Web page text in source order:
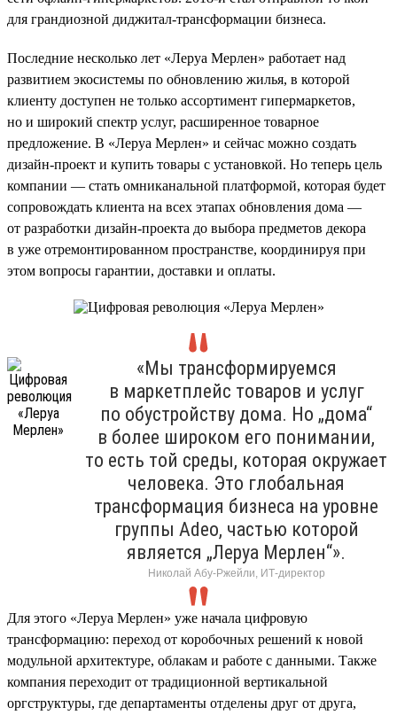
для грандиозной диджитал-трансформации бизнеса.
Последние несколько лет «Леруа Мерлен» работает над
развитием экосистемы по обновлению жилья, в которой
клиенту доступен не только ассортимент гипермаркетов,
но и широкий спектр услуг, расширенное товарное
предложение. В «Леруа Мерлен» и сейчас можно создать
дизайн-проект и купить товары с установкой. Но теперь цель
компании — стать омниканальной платформой, которая будет
сопровождать клиента на всех этапах обновления дома —
от разработки дизайн-проекта до выбора предметов декора
в уже отремонтированном пространстве, координируя при
этом вопросы гарантии, доставки и оплаты.
«Мы трансформируемся
в маркетплейс товаров и услуг
по обустройству дома. Но „дома“
в более широком его понимании,
то есть той среды, которая окружает
человека. Это глобальная
трансформация бизнеса на уровне
группы Adeo, частью которой
является „Леруа Мерлен“».
Николай Абу-Ржейли, ИТ-директор
Для этого «Леруа Мерлен» уже начала цифровую
трансформацию: переход от коробочных решений к новой
модульной архитектуре, облакам и работе с данными. Также
компания переходит от традиционной вертикальной
оргструктуры, где департаменты отделены друг от друга,